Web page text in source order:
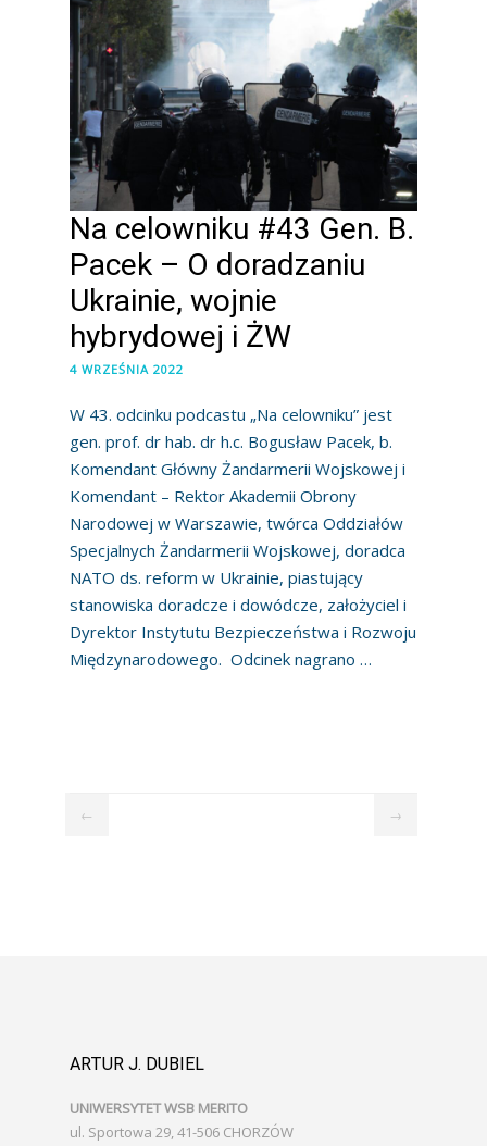
Na celowniku #43 Gen. B.
Pacek – O doradzaniu
Ukrainie, wojnie
hybrydowej i ŻW
4 WRZEŚNIA 2022
W 43. odcinku podcastu „Na celowniku” jest
gen. prof. dr hab. dr h.c. Bogusław Pacek, b.
Komendant Główny Żandarmerii Wojskowej i
Komendant – Rektor Akademii Obrony
Narodowej w Warszawie, twórca Oddziałów
Specjalnych Żandarmerii Wojskowej, doradca
NATO ds. reform w Ukrainie, piastujący
stanowiska doradcze i dowódcze, założyciel i
Dyrektor Instytutu Bezpieczeństwa i Rozwoju
Międzynarodowego. Odcinek nagrano …
← →
ARTUR J. DUBIEL
UNIWERSYTET WSB MERITO
ul. Sportowa 29, 41-506 CHORZÓW